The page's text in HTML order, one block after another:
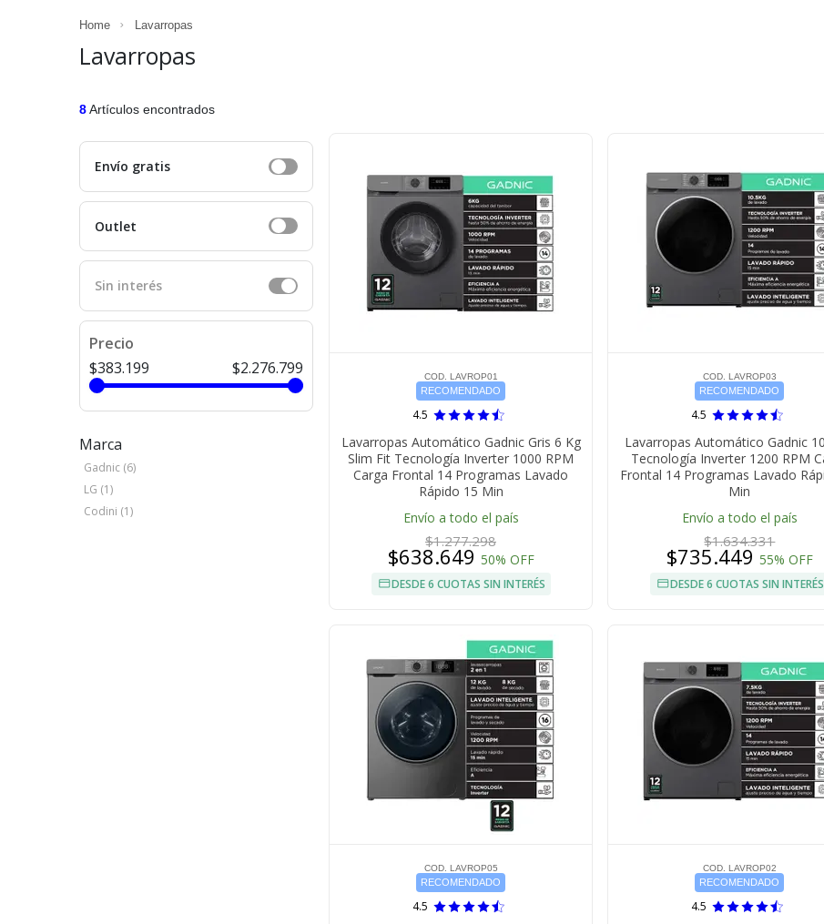
Home Lavarropas
Lavarropas
8Artículos encontrados
Envío gratis
Outlet
Sin interés
Precio
$383.199
$2.276.799
Marca
Gadnic (6)
LG (1)
Codini (1)
COD. LAVROP01
RECOMENDADO
4.5
Lavarropas Automático Gadnic Gris 6 Kg
Slim Fit Tecnología Inverter 1000 RPM
Carga Frontal 14 Programas Lavado
Rápido 15 Min
Envío a todo el país
$1.277.298
$638.649 50% OFF
DESDE 6 CUOTAS SIN INTERÉS
COD. LAVROP03
RECOMENDADO
4.5
Lavarropas Automático Gadnic
Tecnología Inverter 1200 RPM
Frontal 14 Programas Lavado
Min
Envío a todo el país
$1.634.331
$735.449 55% OFF
DESDE 6 CUOTAS SIN INTERÉS
COD. LAVROP05
RECOMENDADO
4.5
COD. LAVROP02
RECOMENDADO
4.5